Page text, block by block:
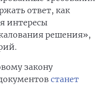
ответ, как
интересы
решения»,
закону
станет